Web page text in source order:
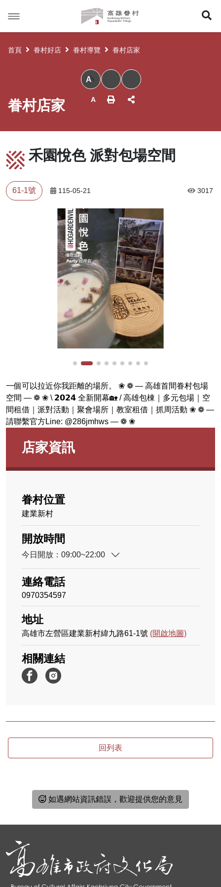
高
雄
眷
首頁 眷村好店 眷村導覽 眷村店家
小
眷村店家
禾園悅色 派對包場空間
61-1號 115-05-21 3017
一個可以拉近你我距離的場所。 ❀ ❁ — 高雄首間眷村包場
空間 — ❁ ❀ \ 𝟮𝟬𝟮𝟰 全新開幕🏡 / 高雄包棟｜多元包場｜空
間租借｜派對活動｜聚會場所｜教室租借｜抓周活動 ❀ ❁ —
請聯繫官方Line: @286jmhws — ❁ ❀
店家資訊
眷村位置
建業新村
開放時間
今日開放：09:00~22:00
連絡電話
0970354597
地址
高雄市左營區建業新村緯九路61-1號 (開啟地圖)
相關連結
回列表
如遇網站資訊錯誤，歡迎提供您的意見